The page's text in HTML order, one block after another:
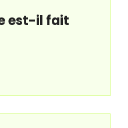
est-il fait